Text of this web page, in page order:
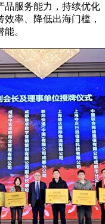
品服务能力，持续优化
率、降低出海门槛，
。